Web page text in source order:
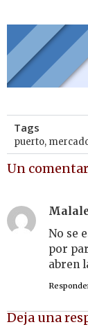
Tags
puerto,
Un
No se
por
abren
Deja una